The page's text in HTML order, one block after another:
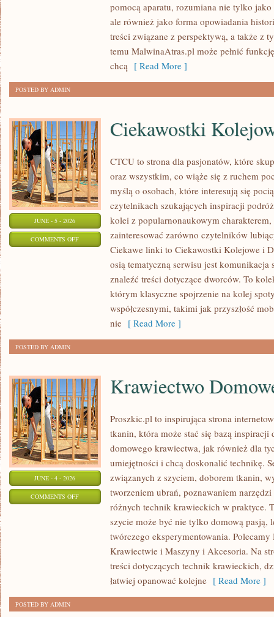
FOTOGRAFII
pomocą aparatu, rozumiana nie tylko
ale również jako forma opowiadania
treści związane z perspektywą, a także z
temu MalwinaAtras.pl może pełnić
chcą [ Read More ]
POSTED BY ADMIN
JUNE - 5 - 2026
COMMENTS OFFON
CIEKAWOSTKI
Ciekawostki
CTCU to strona dla pasjonatów, które
oraz wszystkim, co wiąże się z ruchem
myślą o osobach, które interesują się
czytelnikach szukających inspiracji
kolei z popularnonaukowym
zainteresować zarówno czytelników
Ciekawe linki to Ciekawostki Kolejowe i
osią tematyczną serwisu jest komunikacja
znaleźć treści dotyczące dworców. To
którym klasyczne spojrzenie na kolej
współczesnymi, takimi jak przyszłość
nie [ Read More ]
POSTED BY ADMIN
JUNE - 4 - 2026
COMMENTS OFFON
KRAWIECTWO
Krawiectwo
Proszkic.pl to inspirująca strona
tkanin, która może stać się bazą
domowego krawiectwa, jak również dla
umiejętności i chcą doskonalić technikę.
związanych z szyciem, doborem tkanin,
tworzeniem ubrań, poznawaniem
różnych technik krawieckich w praktyce.
szycie może być nie tylko domową pasją,
twórczego eksperymentowania.
Krawiectwie i Maszyny i Akcesoria. Na
treści dotyczących technik krawieckich,
łatwiej opanować kolejne [ Read More ]
POSTED BY ADMIN